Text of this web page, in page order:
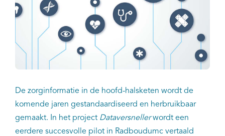
De zorginformatie in de hoofd-halsketen wordt de
komende jaren gestandaardiseerd en herbruikbaar
gemaakt. In het project Dataversnellerwordt een
eerdere succesvolle pilot in Radboudumc vertaald